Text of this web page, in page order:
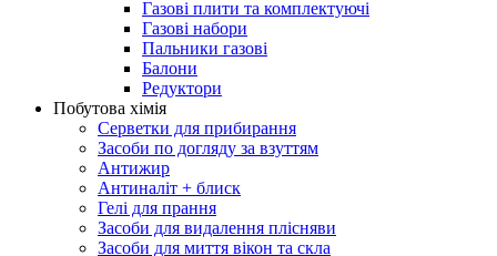
Газові плити та комплектуючі
Газові набори
Пальники газові
Балони
Редуктори
Побутова хімія
Серветки для прибирання
Засоби по догляду за взуттям
Антижир
Антиналіт + блиск
Гелі для прання
Засоби для видалення плісняви
Засоби для миття вікон та скла